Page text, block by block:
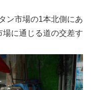
ン市場の1本北側にあ
に通じる道の交差す